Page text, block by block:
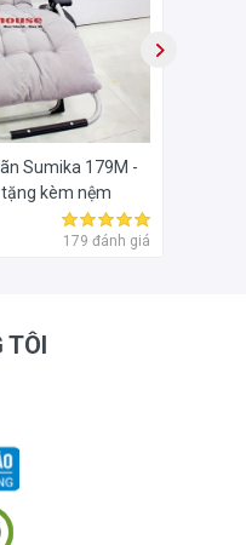
Sumika 179M -
kèm nệm
179 đánh giá
TÔI